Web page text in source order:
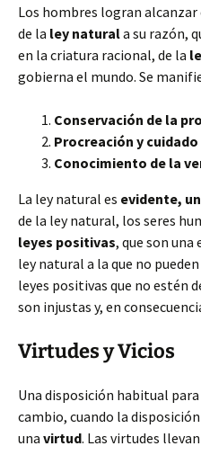
Los hombres logran
de la ley naturala su razón,
en la criatura racional, de la
gobierna el mundo. Se
Conservación de la
Procreación y
Conocimiento de la
La ley natural es evidente,
de la ley natural, los seres
leyes positivas, que son
ley natural a la que no
leyes positivas que no estén
son injustas y, en
Virtudes y Vicios
Una disposición habitual
cambio, cuando la
una virtud. Las virtudes